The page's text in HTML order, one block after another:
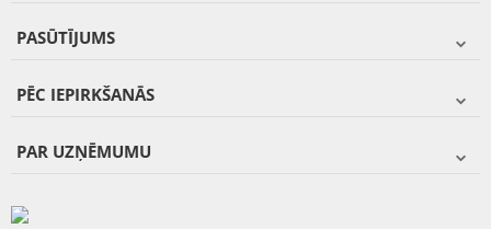
PASŪTĪJUMS
PĒC IEPIRKŠANĀS
PAR UZŅĒMUMU